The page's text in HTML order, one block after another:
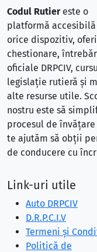
Codul Rutiereste o
platformă accesibilă
orice dispozitiv,
chestionare,
oficiale DRPCIV,
legislație rutieră și
alte resurse utile.
nostru este să
procesul de învățare
te ajutăm să obții
de conducere cu
Link-uri utile
Auto DRPCIV
D.R.P.C.I.V
Termeni și
Politică de